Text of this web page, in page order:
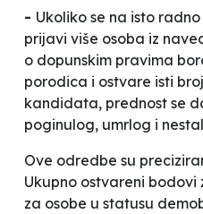
- Ukoliko se na isto
prijavi više osoba iz
o dopunskim pravima
porodica i ostvare isti
kandidata, prednost se
poginulog, umrlog i
Ove odredbe su
Ukupno ostvareni bodovi
za osobe u statusu